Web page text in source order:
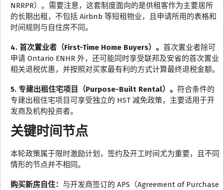
NRRPR）。需要注意，这套制度面向的是供租客作为主要居所
的长期出租，不包括 Airbnb 等短租物业，且申请所用的表格和
时间规则与自住房不同。
4. 首次置业者（First-Time Home Buyers）。 首次置业者除可
申请 Ontario ENHR 外，还可能同时享受联邦及安省的首次置业
相关退税优惠，并按照对买家最有利的方式计算最终退税金额。
5. 专建出租住宅项目（Purpose-Built Rental）。 符合条件的
专建出租住宅项目可享受独立的 HST 减免政策，主要适用于开
发商及机构投资者。
关键时间节点
本轮政策属于限时激励计划，签约及开工时间尤为重要，且不同
情形的节点并不相同。
购买新房自住： 与开发商签订的 APS（Agreement of Purchase